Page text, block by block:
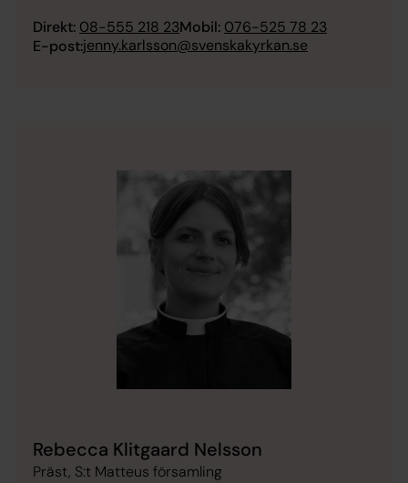
Direkt: 08-555 218 23Mobil: 076-525 78 23
E-post:jenny.karlsson@svenskakyrkan.se
Rebecca Klitgaard Nelsson
Präst, S:t Matteus församling